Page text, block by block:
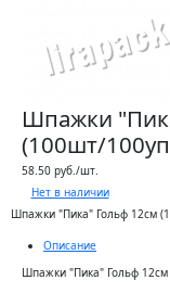
Шпажки
(100шт/
58.50 руб./шт.
Нет в наличии
Шпажки "Пика" Гольф 12см
Описание
Шпажки "Пика" Гольф